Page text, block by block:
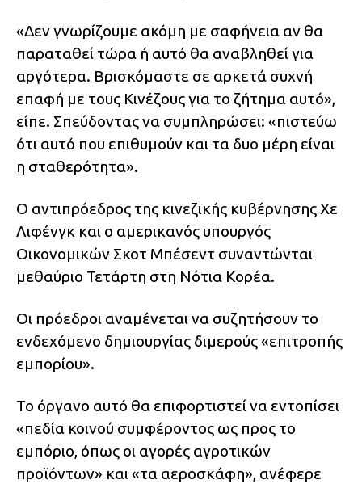
«Δεν γνωρίζουμε ακόμη με σαφήνεια αν θα
παραταθεί τώρα ή αυτό θα αναβληθεί για
αργότερα. Βρισκόμαστε σε αρκετά συχνή
επαφή με τους Κινέζους για το ζήτημα αυτό»,
είπε. Σπεύδοντας να συμπληρώσει: «πιστεύω
ότι αυτό που επιθυμούν και τα δυο μέρη είναι
η σταθερότητα».
Ο αντιπρόεδρος της κινεζικής κυβέρνησης Χε
Λιφένγκ και ο αμερικανός υπουργός
Οικονομικών Σκοτ Μπέσεντ συναντώνται
μεθαύριο Τετάρτη στη Νότια Κορέα.
Οι πρόεδροι αναμένεται να συζητήσουν το
ενδεχόμενο δημιουργίας διμερούς «επιτροπής
εμπορίου».
Το όργανο αυτό θα επιφορτιστεί να εντοπίσει
«πεδία κοινού συμφέροντος ως προς το
εμπόριο, όπως οι αγορές αγροτικών
προϊόντων» και «τα αεροσκάφη», ανέφερε